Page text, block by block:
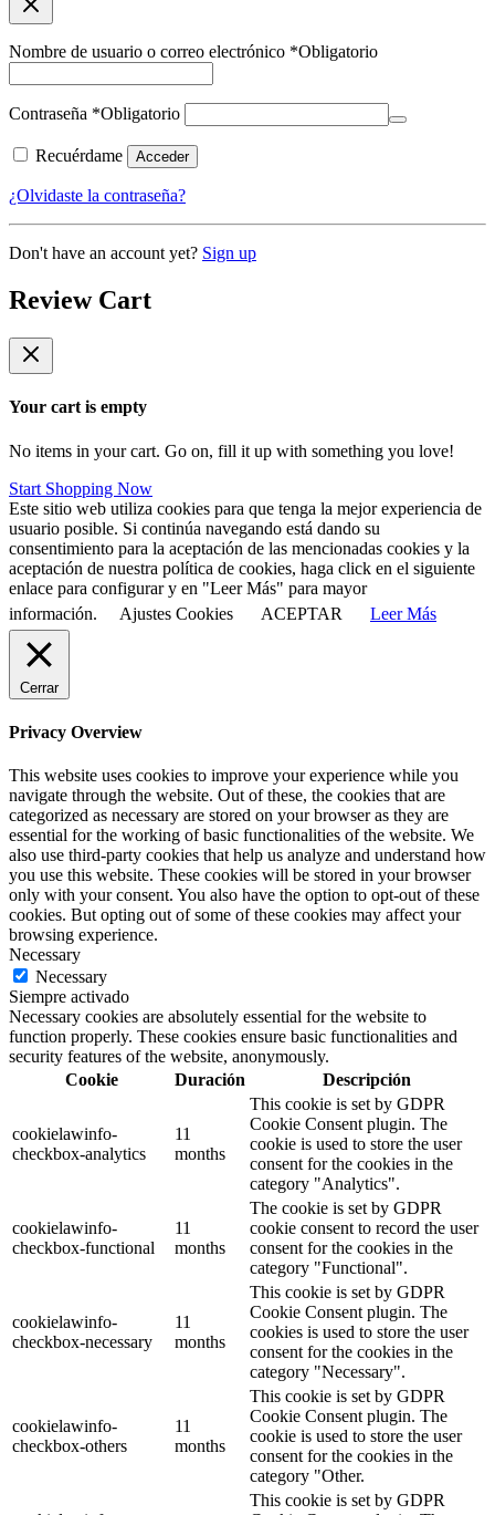
Nombre de usuario o correo electrónico *Obligatorio
Contraseña *Obligatorio
Recuérdame Acceder
¿Olvidaste la contraseña?
Don't have an account yet? Sign up
Review Cart
Your cart is empty
No items in your cart. Go on, fill it up with something you love!
Start Shopping Now
Este sitio web utiliza cookies para que tenga la mejor experiencia de
usuario posible. Si continúa navegando está dando su
consentimiento para la aceptación de las mencionadas cookies y la
aceptación de nuestra política de cookies, haga click en el siguiente
enlace para configurar y en "Leer Más" para mayor
información.
Ajustes Cookies ACEPTAR Leer Más
Cerrar
Privacy Overview
This website uses cookies to improve your experience while you
navigate through the website. Out of these, the cookies that are
categorized as necessary are stored on your browser as they are
essential for the working of basic functionalities of the website. We
also use third-party cookies that help us analyze and understand how
you use this website. These cookies will be stored in your browser
only with your consent. You also have the option to opt-out of these
cookies. But opting out of some of these cookies may affect your
browsing experience.
Necessary
Necessary
Siempre activado
Necessary cookies are absolutely essential for the website to
function properly. These cookies ensure basic functionalities and
security features of the website, anonymously.
Cookie
Duración Descripción
cookielawinfo-
checkbox-analytics
11
months
This cookie is set by GDPR
Cookie Consent plugin. The
cookie is used to store the user
consent for the cookies in the
category "Analytics".
cookielawinfo-
checkbox-functional
11
months
The cookie is set by GDPR
cookie consent to record the user
consent for the cookies in the
category "Functional".
cookielawinfo-
checkbox-necessary
11
months
This cookie is set by GDPR
Cookie Consent plugin. The
cookies is used to store the user
consent for the cookies in the
category "Necessary".
cookielawinfo-
checkbox-others
11
months
This cookie is set by GDPR
Cookie Consent plugin. The
cookie is used to store the user
consent for the cookies in the
category "Other.
This cookie is set by GDPR